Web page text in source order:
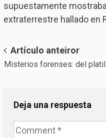
supuestamente
extraterrestre hallado en
Post
navigation
Artículo anteiror
Misterios forenses: del
Deja una respuesta